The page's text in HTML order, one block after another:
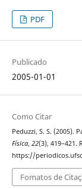
PDF
Publicado
2005-01-01
Como Citar
Peduzzi, S. S. (2005).
Física, 22(3), 419–421.
https://
Fomatos de